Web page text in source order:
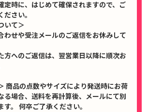
定時に、はじめて確保されますので、ご
ださい。
いて＞
わせや受注メールのご返信をお休みして
方へのご返信は、翌営業日以降に順次お
商品の点数やサイズにより発送時にお荷
る場合、送料を再計算後、メールにて別
す。 何卒ご了承ください。